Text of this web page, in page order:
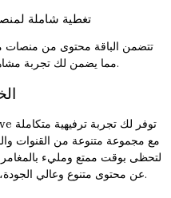
12. تغطية شاملة
تتضمن الباقة محتوى من
وOSN، مما يضمن لك تجربة مشاهدة شاملة لا مثيل لها.
مع مجموعة متنوعة من القنوات
لتحظى بوقت ممتع ومليء
عن محتوى متنوع وعالي الجودة، فإن هذه الباقة هي الخيار الأمثل لك.